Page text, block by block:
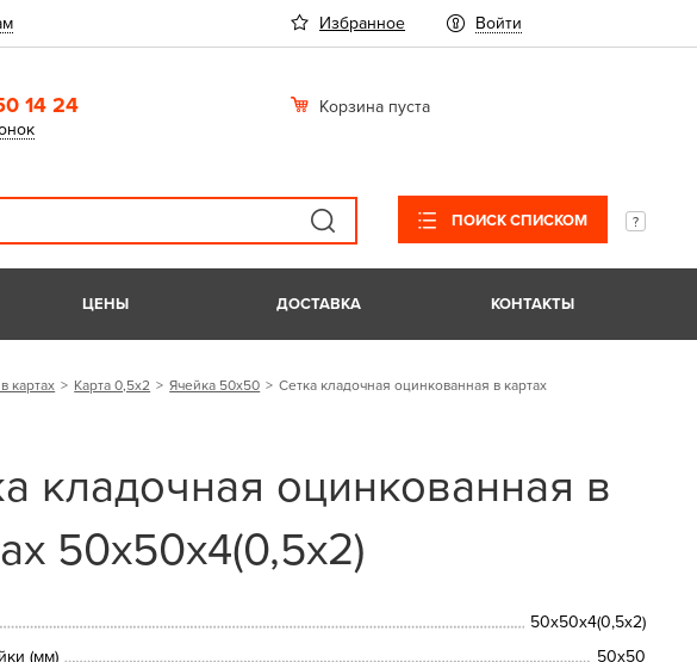
Избранное Войти
14 24 Корзина пуста
ПОИСК СПИСКОМ
ЦЕНЫ ДОСТАВКА КОНТАКТЫ
картах Карта 0,5х2 Ячейка 50х50
Сетка кладочная оцинкованная в картах
кладочная оцинкованная в
50х50х4(0,5х2)
50х50х4(0,5х2)
(мм)
50х50